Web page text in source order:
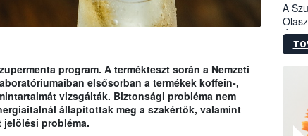
program. A termékteszt során a Nemzeti
elsősorban a termékek koffein-,
vizsgálták. Biztonsági probléma nem
állapítottak meg a szakértők, valamint
probléma.
A